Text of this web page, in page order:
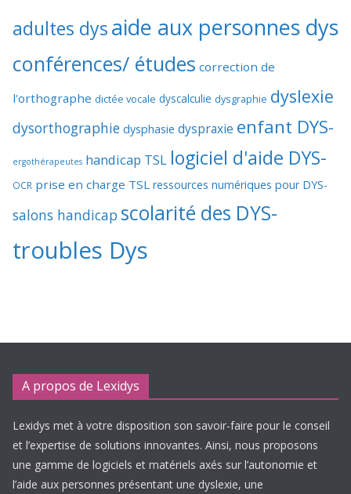
adultes dysaide aux personnes dys
conférences/ études correction de
l'orthographe dictée vocale dyscalculie dysgraphie dyslexie
dysorthographie dysphasie dyspraxie enfant DYS-
ergothérapeutes handicap TSL logiciel d'aide DYS-
OCR prise en charge TSL ressources numériques pour DYS-
salons handicap scolarité des DYS-
troubles Dys
A propos de Lexidys
Lexidys met à votre disposition son savoir-faire pour le conseil
et l’expertise de solutions innovantes. Ainsi, nous proposons
une gamme de logiciels et matériels axés sur l’autonomie et
l’aide aux personnes présentant une dyslexie, une